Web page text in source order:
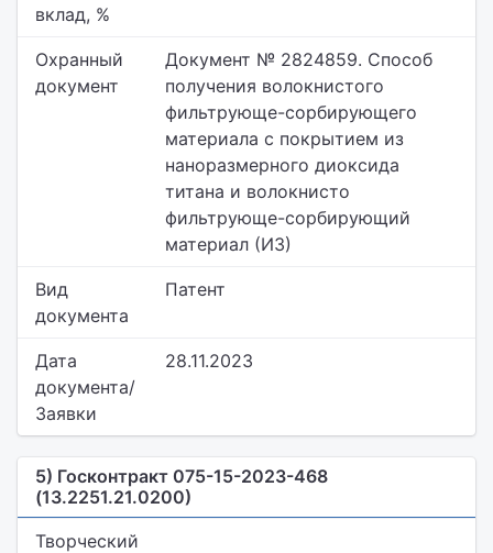
вклад, %
Охранный
документ
Документ № 2824859. Способ
получения волокнистого
фильтрующе-сорбирующего
материала с покрытием из
наноразмерного диоксида
титана и волокнисто
фильтрующе-сорбирующий
материал (ИЗ)
Вид
документа
Патент
Дата
документа/
Заявки
28.11.2023
5) Госконтракт 075-15-2023-468
(13.2251.21.0200)
Творческий